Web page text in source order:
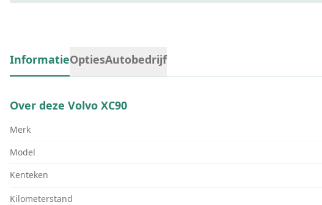
InformatieOptiesAutobedrijf
Over deze Volvo XC90
Merk
Model
Kenteken
Kilometerstand